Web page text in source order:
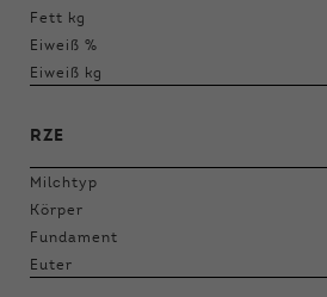
Fett kg
Eiweiß %
Eiweiß kg
RZE
Milchtyp
Körper
Fundament
Euter